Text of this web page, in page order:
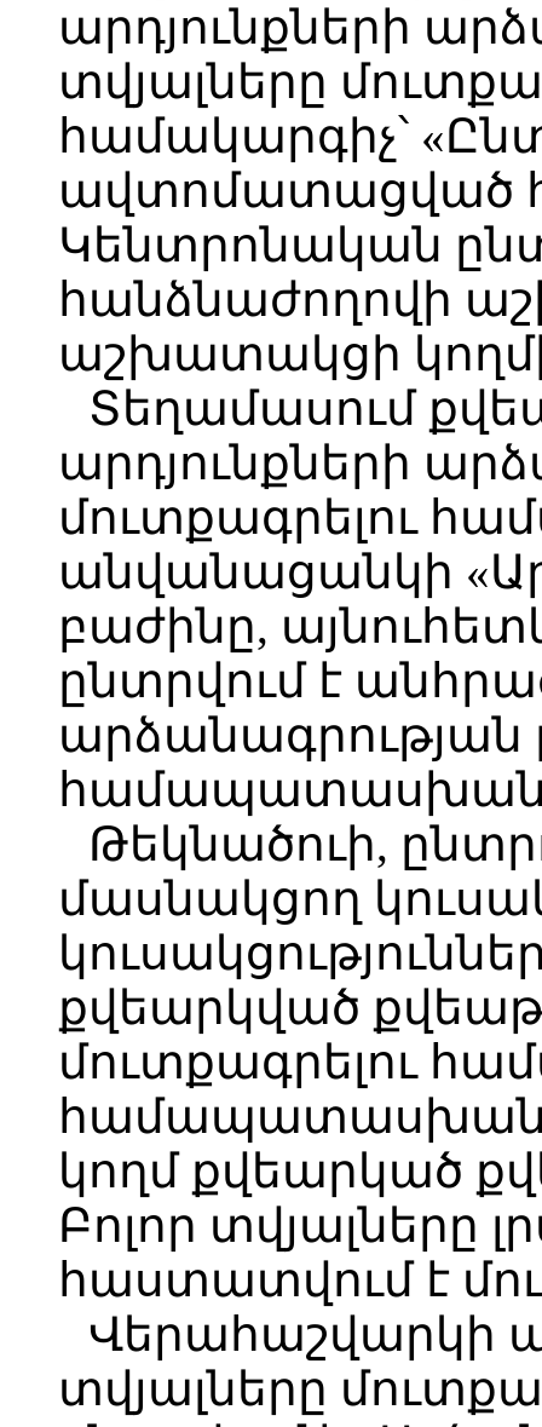
արդյունքների
տվյալները
համակարգիչ՝
ավտոմատացված
Կենտրոնական
հանձնաժողովի
աշխատակցի
Տեղամասում
արդյունքների
մուտքագրելու
անվանացանկի
բաժինը,
ընտրվում է
արձանագրության
համապատասխան
Թեկնածուի,
մասնակցող
քվեարկված
մուտքագրելու
համապատասխան
կողմ քվեարկած
Բոլոր տվյալները
հաստատվում է
Վերահաշվարկի
տվյալները